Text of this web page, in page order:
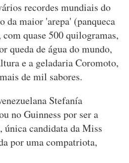
recordes mundiais do
da maior 'arepa' (panqueca
quase 500 quilogramas,
queda de água do mundo,
e a geladaria Coromoto,
de mil sabores.
Stefanía
no Guinness por ser a
única candidata da Miss
por uma compatriota,